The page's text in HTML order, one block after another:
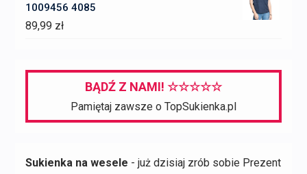
1009456 4085
89,99 zł
BĄDŹ Z NAMI! ☆☆☆☆☆
Pamiętaj zawsze o TopSukienka.pl
Sukienka na wesele - już dzisiaj zrób sobie Prezent